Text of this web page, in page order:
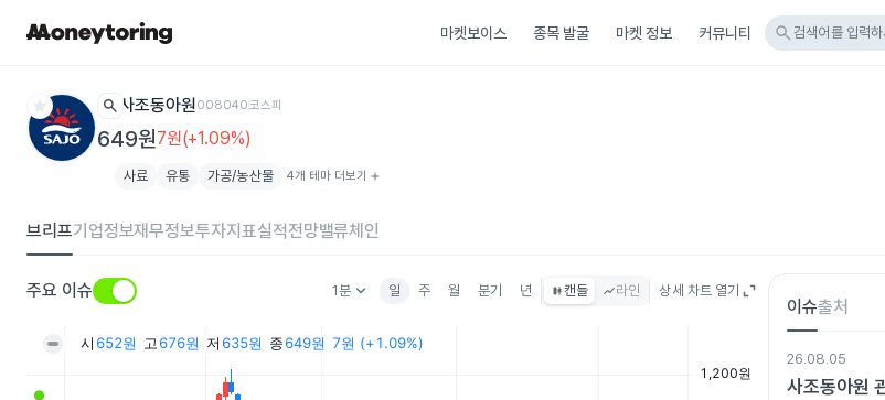
마켓보이스 종목 발굴 마켓 정보 커뮤니티 search 검색어를 입력하
star search 사조동아원008040코스피
649원7원(+1.09%)
사료 유통 가공/농산물 4개 테마 더보기 add
브리프기업정보재무정보투자지표실적전망밸류체인
주요 이슈 1분keyboard_arrow_down 일 주 월 분기 년 캔들 라인 상세 차트 열기
이슈출처
26.08.05
사조동아원